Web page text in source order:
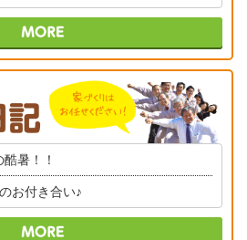
暑！！
お付き合い♪